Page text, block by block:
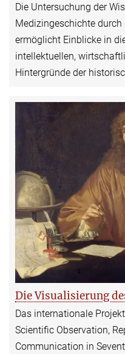
Die Untersuchung der
Medizingeschichte durch
ermöglicht Einblicke in
intellektuellen,
Hintergründe der
Die Visualisierung
Das internationale
Scientific Observation,
Communication in